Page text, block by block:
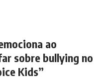
ao
sobre bullying no
Kids”